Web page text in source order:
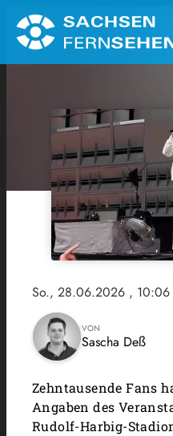
So., 28.06.2026 , 10:06
VON
Sascha Deß
Zehntausende Fans
Angaben des
Rudolf-Harbig-